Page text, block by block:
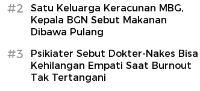
#2
Satu Keluarga Keracunan MBG,
Kepala BGN Sebut Makanan
Dibawa Pulang
#3
Psikiater Sebut Dokter-Nakes Bisa
Kehilangan Empati Saat Burnout
Tak Tertangani